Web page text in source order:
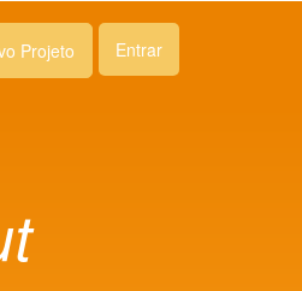
Projeto Entrar